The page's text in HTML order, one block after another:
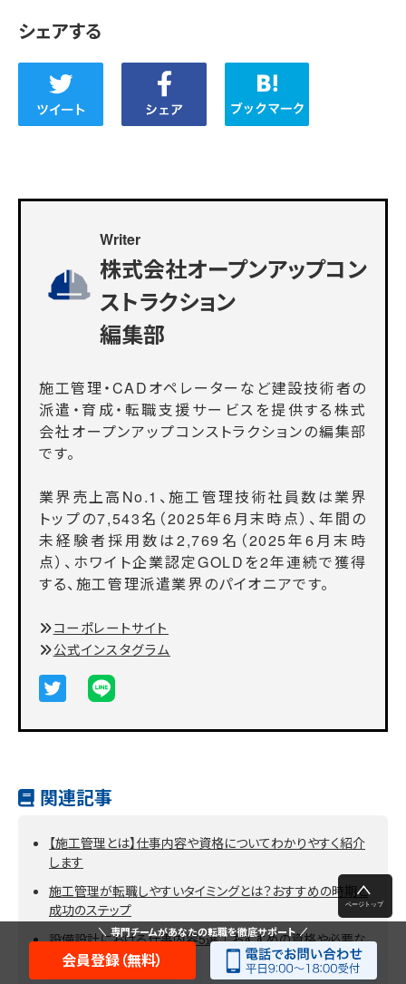
シェアする
Writer
株式会社オープンアップコン
ストラクション
編集部
施工管理・CADオペレーターなど建設技術者の
派遣・育成・転職支援サービスを提供する株式
会社オープンアップコンストラクションの編集部
です。
業界売上高No.1、施工管理技術社員数は業界
トップの7,543名（2025年6月末時点）、年間の
未経験者採用数は2,769名（2025年6月末時
点）、ホワイト企業認定GOLDを2年連続で獲得
する、施工管理派遣業界のパイオニアです。
コーポレートサイト
公式インスタグラム
関連記事
【施工管理とは】仕事内容や資格についてわかりやすく紹介
します
施工管理が転職しやすいタイミングとは？おすすめの時期と
成功のステップ
設備設計における仕事内容5選｜おすすめの資格や必要な
スキルとは？
専門チームがあなたの転職を徹底サポート
会員登録（無料）